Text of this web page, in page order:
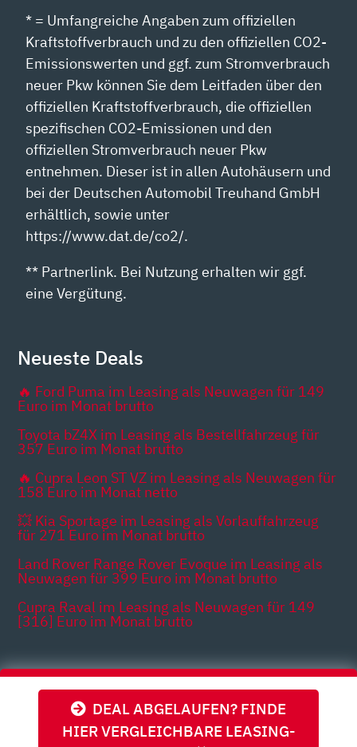
DEAL ABGELAUFEN? FINDE
HIER VERGLEICHBARE LEASING-
* = Umfangreiche Angaben zum offiziellen
Kraftstoffverbrauch und zu den offiziellen CO2-
Emissionswerten und ggf. zum Stromverbrauch
neuer Pkw können Sie dem Leitfaden über den
offiziellen Kraftstoffverbrauch, die offiziellen
spezifischen CO2-Emissionen und den
offiziellen Stromverbrauch neuer Pkw
entnehmen. Dieser ist in allen Autohäusern und
bei der Deutschen Automobil Treuhand GmbH
erhältlich, sowie unter
https://www.dat.de/co2/.
** Partnerlink. Bei Nutzung erhalten wir ggf.
eine Vergütung.
Neueste Deals
🔥 Ford Puma im Leasing als Neuwagen für 149
Euro im Monat brutto
Toyota bZ4X im Leasing als Bestellfahrzeug für
357 Euro im Monat brutto
🔥 Cupra Leon ST VZ im Leasing als Neuwagen für
158 Euro im Monat netto
💥 Kia Sportage im Leasing als Vorlauffahrzeug
für 271 Euro im Monat brutto
Land Rover Range Rover Evoque im Leasing als
Neuwagen für 399 Euro im Monat brutto
Cupra Raval im Leasing als Neuwagen für 149
[316] Euro im Monat brutto